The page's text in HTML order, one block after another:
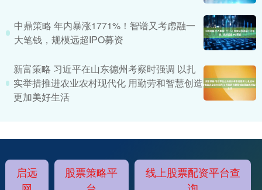
中鼎策略 年内暴涨1771%！智谱又考虑融一
大笔钱，规模远超IPO募资
新富策略 习近平在山东德州考察时强调 以扎
实举措推进农业农村现代化 用勤劳和智慧创造
更加美好生活
启远
股票策略平
线上股票配资平台查